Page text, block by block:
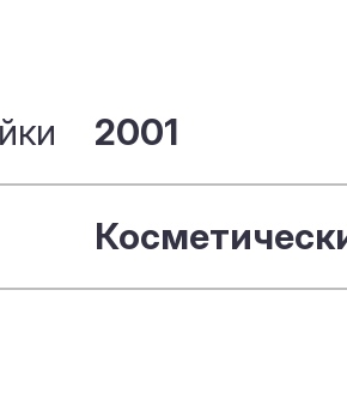
2001